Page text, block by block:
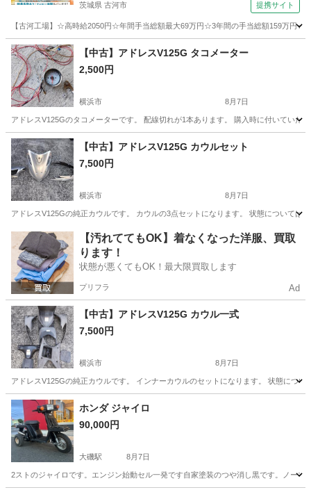
茨城県 古河市 提携サイト
【古河工場】☆高時給2050円☆年間手当総額最大69万円☆3年間の手当総額159万円☆
茨城 古河市 その他
【中古】アドレスV125G タコメーター
2,500円
横浜市 8月7日
アドレスV125Gのタコメーターです。 配線切れが1本あります。 購入時に付いてい
神奈川 横浜市 その他 タコメーター
【中古】アドレスV125G カウルセット
7,500円
横浜市 8月7日
アドレスV125Gの純正カウルです。 カウルの3点セットになります。 状態について
神奈川 横浜市 その他 カウル
【汚れててもOK】着なくなった洋服、買取
ります！
状態が悪くてもOK！最大限買取します
プリフラ Ad
【中古】アドレスV125G カウル一式
7,500円
横浜市 8月7日
アドレスV125Gの純正カウルです。 インナーカウルのセットになります。 状態につ
神奈川 横浜市 その他 カウル
ホンダ ジャイロ
90,000円
大磯駅 8月7日
2ストのジャイロです。エンジン始動セル一発です自家塗装のつや消し黒です。ノー